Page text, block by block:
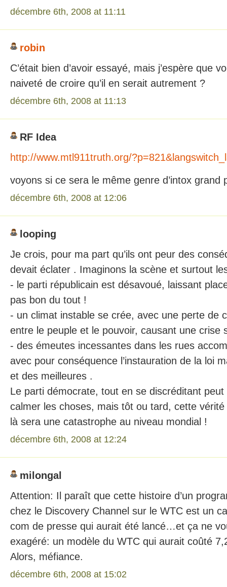
décembre 6th, 2008 at 11:11
robin
C’était bien d’avoir essayé, mais j’espère que
naiveté de croire qu’il en serait autrement ?
décembre 6th, 2008 at 11:13
RF Idea
http://www.mtl911truth.org/
voyons si ce sera le même genre d’intox grand
décembre 6th, 2008 at 12:06
looping
Je crois, pour ma part qu’ils ont peur des
devait éclater . Imaginons la scène et surtout
- le parti républicain est désavoué, laissant
pas bon du tout !
- un climat instable se crée, avec une perte de
entre le peuple et le pouvoir, causant une crise
- des émeutes incessantes dans les rues
avec pour conséquence l’instauration de la loi
et des meilleures .
Le parti démocrate, tout en se discréditant
calmer les choses, mais tôt ou tard, cette
là sera une catastrophe au niveau mondial !
décembre 6th, 2008 at 12:24
milongal
Attention: Il paraît que cette histoire d’un
chez le Discovery Channel sur le WTC est un
com de presse qui aurait été lancé…et ça ne
exagéré: un modèle du WTC qui aurait coûté
Alors, méfiance.
décembre 6th, 2008 at 15:02